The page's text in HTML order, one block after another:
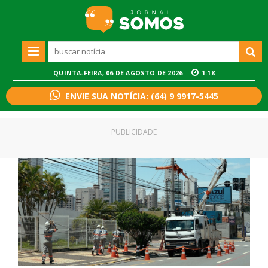
QUINTA-FEIRA, 06 DE AGOSTO DE 2026 1:18
ENVIE SUA NOTÍCIA: (64) 9 9917-5445
PUBLICIDADE